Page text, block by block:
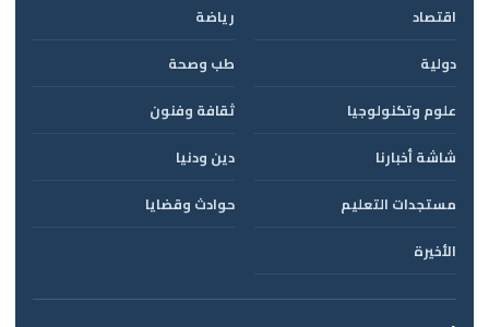
اقتصاد
رياضة
دولية
طب وصحة
علوم وتكنولوجيا
ثقافة وفنون
شاشة أخبارنا
دين ودنيا
مستجدات التعليم
حوادث وقضايا
الأخيرة